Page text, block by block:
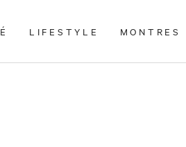
LIFESTYLE